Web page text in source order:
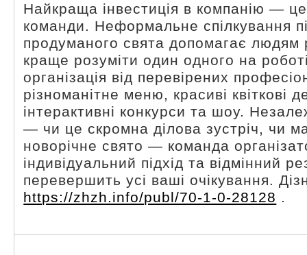
Найкраща інвестиція в компанію — це
команди. Неформальне спілкування
продуманого свята допомагає людям
краще розуміти один одного на
організація від перевірених
різноманітне меню, красиві квіткові
інтерактивні конкурси та шоу.
— чи це скромна ділова зустріч, чи
новорічне свято — команда
індивідуальний підхід та відмінний
перевершить усі ваші очікування.
https://zhzh.info/publ/70-1-0-28128 .